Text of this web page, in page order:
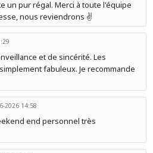
un pur régal. Merci à toute l'équipe
nous reviendrons ✌️
et de sincérité. Les
fabuleux. Je recommande
2026 14:58
end personnel très